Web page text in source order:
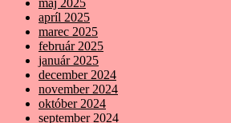
máj 2025
apríl 2025
marec 2025
február 2025
január 2025
december 2024
november 2024
október 2024
september 2024